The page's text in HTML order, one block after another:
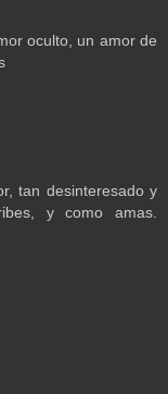
oculto, un amor de
tan desinteresado y
y como amas.